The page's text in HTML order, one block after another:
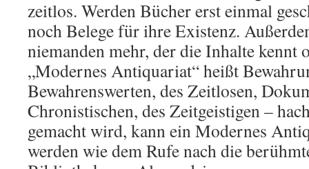
zeitlos. Werden Bücher erst einmal
noch Belege für ihre Existenz.
niemanden mehr, der die Inhalte kennt
„Modernes Antiquariat“ heißt
Bewahrenswerten, des Zeitlosen,
Chronistischen, des Zeitgeistigen –
gemacht wird, kann ein Modernes
werden wie dem Rufe nach die